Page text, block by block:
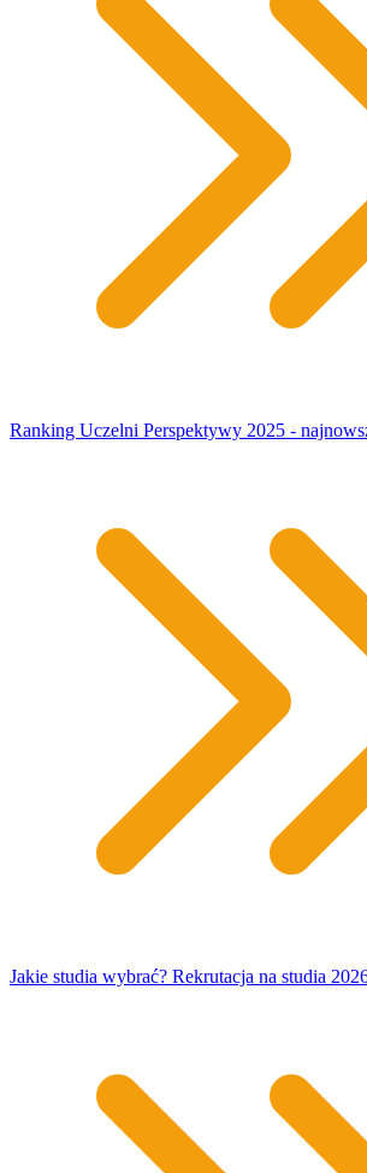
Ranking Uczelni Perspektywy 2025 -
Jakie studia wybrać? Rekrutacja na studia